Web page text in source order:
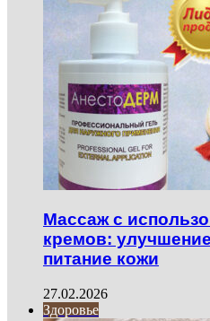
Массаж с
кремов:
питание кожи
27.02.2026
Здоровье